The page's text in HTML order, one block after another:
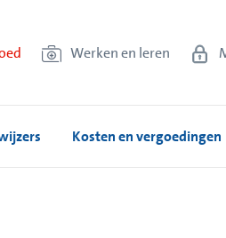
Werken en leren
Kosten en vergoedingen